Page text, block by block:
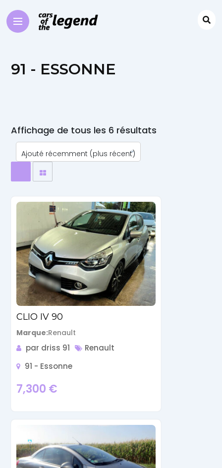
91 - ESSONNE
Affichage de tous les 6 résultats
CLIO IV 90
Marque Renault
par driss 91
Renault
91 - Essonne
7,300 €